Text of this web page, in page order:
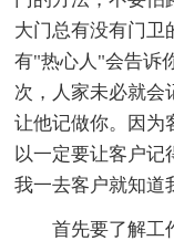
大门总有没有门卫
有"热心人"会告诉
次，人家未必就会
让他记做你。因为
以一定要让客户记
我一去客户就知道
首先要了解工